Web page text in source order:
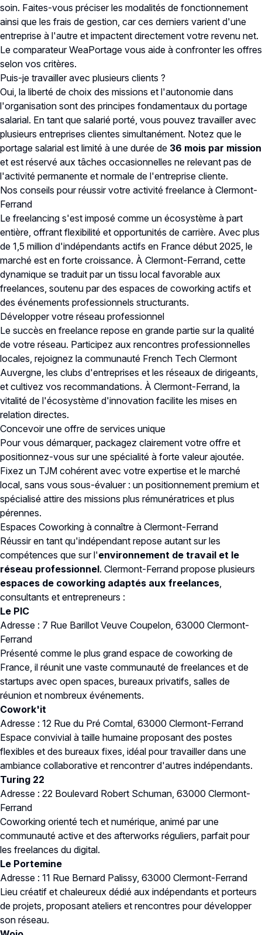
soin. Faites-vous préciser les modalités de fonctionnement
ainsi que les frais de gestion, car ces derniers varient d'une
entreprise à l'autre et impactent directement votre revenu net.
Le comparateur WeaPortage vous aide à confronter les offres
selon vos critères.
Puis-je travailler avec plusieurs clients ?
Oui, la liberté de choix des missions et l'autonomie dans
l'organisation sont des principes fondamentaux du portage
salarial. En tant que salarié porté, vous pouvez travailler avec
plusieurs entreprises clientes simultanément. Notez que le
portage salarial est limité à une durée de 36 mois par mission
et est réservé aux tâches occasionnelles ne relevant pas de
l'activité permanente et normale de l'entreprise cliente.
Nos conseils pour réussir votre activité freelance à Clermont-
Ferrand
Le freelancing s'est imposé comme un écosystème à part
entière, offrant flexibilité et opportunités de carrière. Avec plus
de 1,5 million d'indépendants actifs en France début 2025, le
marché est en forte croissance. À Clermont-Ferrand, cette
dynamique se traduit par un tissu local favorable aux
freelances, soutenu par des espaces de coworking actifs et
des événements professionnels structurants.
Développer votre réseau professionnel
Le succès en freelance repose en grande partie sur la qualité
de votre réseau. Participez aux rencontres professionnelles
locales, rejoignez la communauté French Tech Clermont
Auvergne, les clubs d'entreprises et les réseaux de dirigeants,
et cultivez vos recommandations. À Clermont-Ferrand, la
vitalité de l'écosystème d'innovation facilite les mises en
relation directes.
Concevoir une offre de services unique
Pour vous démarquer, packagez clairement votre offre et
positionnez-vous sur une spécialité à forte valeur ajoutée.
Fixez un TJM cohérent avec votre expertise et le marché
local, sans vous sous-évaluer : un positionnement premium et
spécialisé attire des missions plus rémunératrices et plus
pérennes.
Espaces Coworking à connaître à Clermont-Ferrand
Réussir en tant qu'indépendant repose autant sur les
compétences que sur l'environnement de travail et le
réseau professionnel. Clermont-Ferrand propose plusieurs
espaces de coworking adaptés aux freelances
consultants et entrepreneurs :
Le PIC
Adresse : 7 Rue Barillot Veuve Coupelon, 63000 Clermont-
Ferrand
Présenté comme le plus grand espace de coworking de
France, il réunit une vaste communauté de freelances et de
startups avec open spaces, bureaux privatifs, salles de
réunion et nombreux événements.
Cowork'it
Adresse : 12 Rue du Pré Comtal, 63000 Clermont-Ferrand
Espace convivial à taille humaine proposant des postes
flexibles et des bureaux fixes, idéal pour travailler dans une
ambiance collaborative et rencontrer d'autres indépendants.
Turing 22
Adresse : 22 Boulevard Robert Schuman, 63000 Clermont-
Ferrand
Coworking orienté tech et numérique, animé par une
communauté active et des afterworks réguliers, parfait pour
les freelances du digital.
Le Portemine
Adresse : 11 Rue Bernard Palissy, 63000 Clermont-Ferrand
Lieu créatif et chaleureux dédié aux indépendants et porteurs
de projets, proposant ateliers et rencontres pour développer
son réseau.